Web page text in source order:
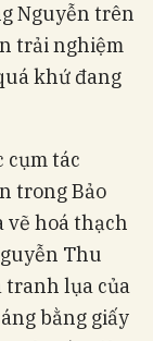
Nguyễn trên
trải nghiệm
khứ đang
cụm tác
trong Bảo
hoá thạch
Thu
tranh lụa của
bằng giấy